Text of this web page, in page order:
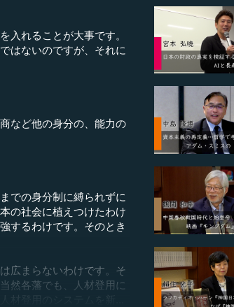
れることが大事です。
はないのですが、それに
など他の身分の、能力の
での身分制に縛られずに
の社会に植えつけたわけ
するわけです。そのとき
広まらないわけです。そ
然各藩でも、人材登用に
材登用のシステムを新...